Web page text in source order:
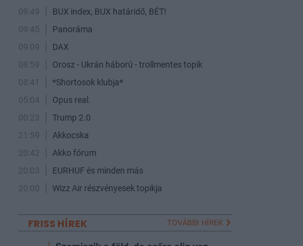
09:49
BUX index, BUX határidő, BÉT!
09:45
Panoráma
09:09
DAX
08:59
Orosz - Ukrán háború - trollmentes topik
08:41
*Shortosok klubja*
05:04
Opus real.
00:23
Trump 2.0
21:59
Akkocska
20:42
Akko fórum
20:03
EURHUF és minden más
20:00
Wizz Air részvényesek topikja
FRISS HÍREK TOVÁBBI HÍREK